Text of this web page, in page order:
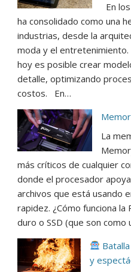
En
ha consolidado como una
industrias, desde la
moda y el entretenimiento.
hoy es posible crear
detalle, optimizando
costos. En…
La
más críticos de cualquier
donde el procesador
archivos que está usando
rapidez. ¿Cómo funciona la
duro o SSD (que son como
y